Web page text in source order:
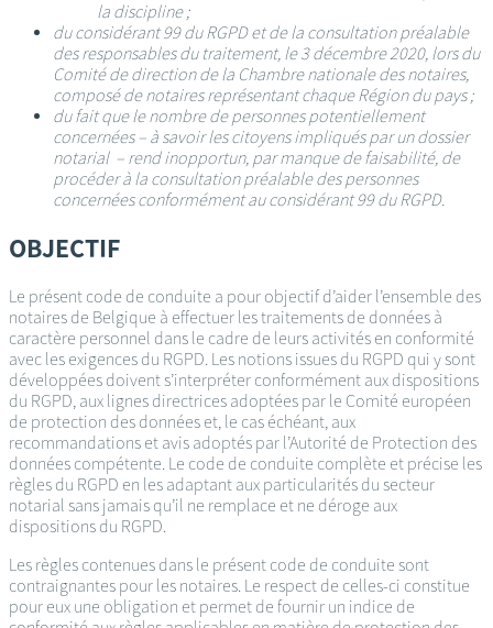
la discipline ;
du considérant 99 du RGPD et de la consultation préalable
des responsables du traitement, le 3 décembre 2020, lors du
Comité de direction de la Chambre nationale des notaires,
composé de notaires représentant chaque Région du pays ;
du fait que le nombre de personnes potentiellement
concernées – à savoir les citoyens impliqués par un dossier
notarial – rend inopportun, par manque de faisabilité, de
procéder à la consultation préalable des personnes
concernées conformément au considérant 99 du RGPD.
OBJECTIF
Le présent code de conduite a pour objectif d’aider l’ensemble des
notaires de Belgique à effectuer les traitements de données à
caractère personnel dans le cadre de leurs activités en conformité
avec les exigences du RGPD. Les notions issues du RGPD qui y sont
développées doivent s’interpréter conformément aux dispositions
du RGPD, aux lignes directrices adoptées par le Comité européen
de protection des données et, le cas échéant, aux
recommandations et avis adoptés par l’Autorité de Protection des
données compétente. Le code de conduite complète et précise les
règles du RGPD en les adaptant aux particularités du secteur
notarial sans jamais qu’il ne remplace et ne déroge aux
dispositions du RGPD.
Les règles contenues dans le présent code de conduite sont
contraignantes pour les notaires. Le respect de celles-ci constitue
pour eux une obligation et permet de fournir un indice de